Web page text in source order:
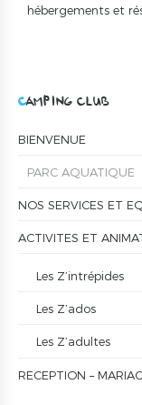
hébergements et
CAMPING CLUB
BIENVENUE
PARC AQUATIQUE
NOS SERVICES ET
ACTIVITES ET
Les Z’intrépides
Les Z’ados
Les Z’adultes
RECEPTION –